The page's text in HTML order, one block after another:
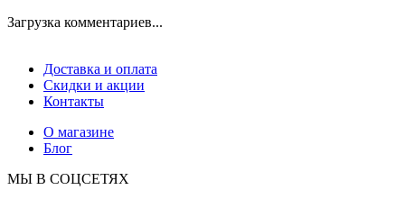
Загрузка комментариев...
Доставка и оплата
Скидки и акции
Контакты
О магазине
Блог
МЫ В СОЦСЕТЯХ